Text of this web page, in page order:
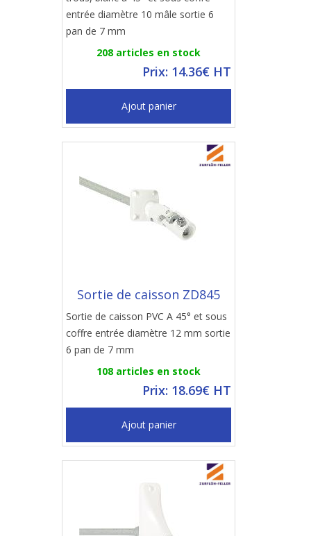
entrée diamètre 10 mâle sortie 6
pan de 7 mm
208 articles en stock
Prix: 14.36€ HT
Ajout panier
Sortie de caisson ZD845
Sortie de caisson PVC A 45° et sous
coffre entrée diamètre 12 mm sortie
6 pan de 7 mm
108 articles en stock
Prix: 18.69€ HT
Ajout panier